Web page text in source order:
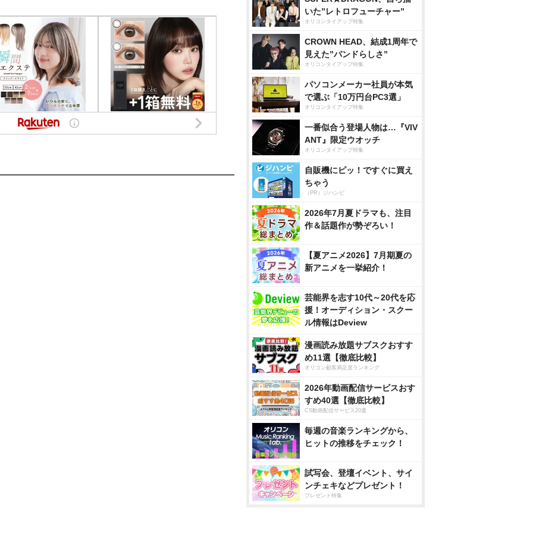
いた”レトロフューチャー”
オリコンタイアップ特集
CROWN HEAD、結成1周年で
見えた”バンドらしさ”
オリコンタイアップ特集
パソコンメーカー社員が本気
で選ぶ「10万円台PC3選」
オリコンタイアップ特集
一番似合う登場人物は…『VIV
ANT』限定ウオッチ
オリコンタイアップ特集
自販機にピッ！ですぐに買え
ちゃう
（PR）ジハンピ
2026年7月夏ドラマも、注目
作＆話題作が勢ぞろい！
【夏アニメ2026】7月期夏の
新アニメを一挙紹介！
芸能界を志す10代～20代を応
援！オーディション・スクー
ル情報はDeview
漫画読み放題サブスクおすす
め11選【徹底比較】
オリコン顧客満足度ランキング
2026年動画配信サービスおす
すめ40選【徹底比較】
CS動画配信サービス20選
毎週の音楽ランキングから、
ヒットの推移をチェック！
試写会、登壇イベント、サイ
ンチェキなどプレゼント！
プレゼント特集